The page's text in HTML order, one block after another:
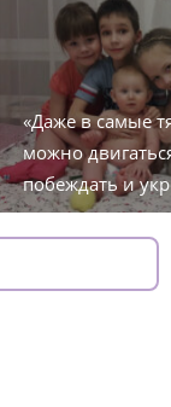
«Даже в самые
можно
побеждать и